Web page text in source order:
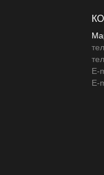
E-
E-